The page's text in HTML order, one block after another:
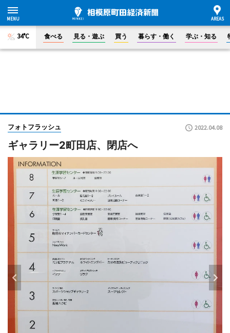
34°C 食べる 見る・遊ぶ 買う 暮らす・働く 学ぶ・知る
フォトフラッシュ 2022.04.08
ギャラリー2町田店、閉店へ